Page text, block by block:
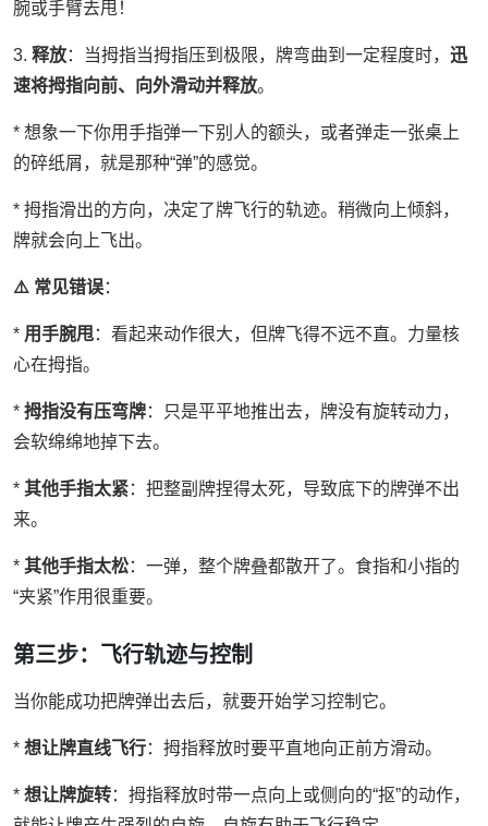
腕或手臂去甩！
3. 释放：当拇指当拇指压到极限，牌弯曲到一定程度时， 迅
速将拇指向前、向外滑动并释放。
* 想象一下你用手指弹一下别人的额头，或者弹走一张桌上
的碎纸屑，就是那种“弹”的感觉。
* 拇指滑出的方向，决定了牌飞行的轨迹。稍微向上倾斜，
牌就会向上飞出。
⚠️ 常见错误：
* 用手腕甩：看起来动作很大，但牌飞得不远不直。力量核
心在拇指。
* 拇指没有压弯牌：只是平平地推出去，牌没有旋转动力，
会软绵绵地掉下去。
* 其他手指太紧：把整副牌捏得太死，导致底下的牌弹不出
来。
* 其他手指太松：一弹，整个牌叠都散开了。食指和小指的
“夹紧”作用很重要。
第三步：飞行轨迹与控制
当你能成功把牌弹出去后，就要开始学习控制它。
* 想让牌直线飞行：拇指释放时要平直地向正前方滑动。
* 想让牌旋转：拇指释放时带一点向上或侧向的“抠”的动作，